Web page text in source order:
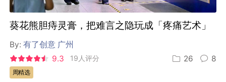
葵花熊胆痔灵膏，把难言之隐玩成「疼痛艺术」
By:有了创意 广州
9.3
19人评分 26 8
周精选